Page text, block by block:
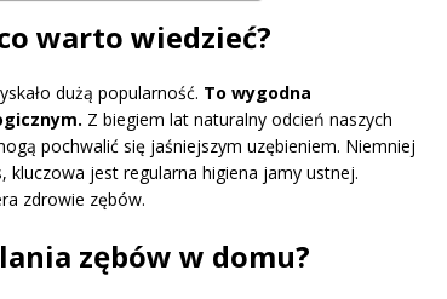
warto wiedzieć?
dużą popularność. To wygodna
Z biegiem lat naturalny odcień naszych
pochwalić się jaśniejszym uzębieniem. Niemniej
kluczowa jest regularna higiena jamy ustnej.
zdrowie zębów.
zębów w domu?